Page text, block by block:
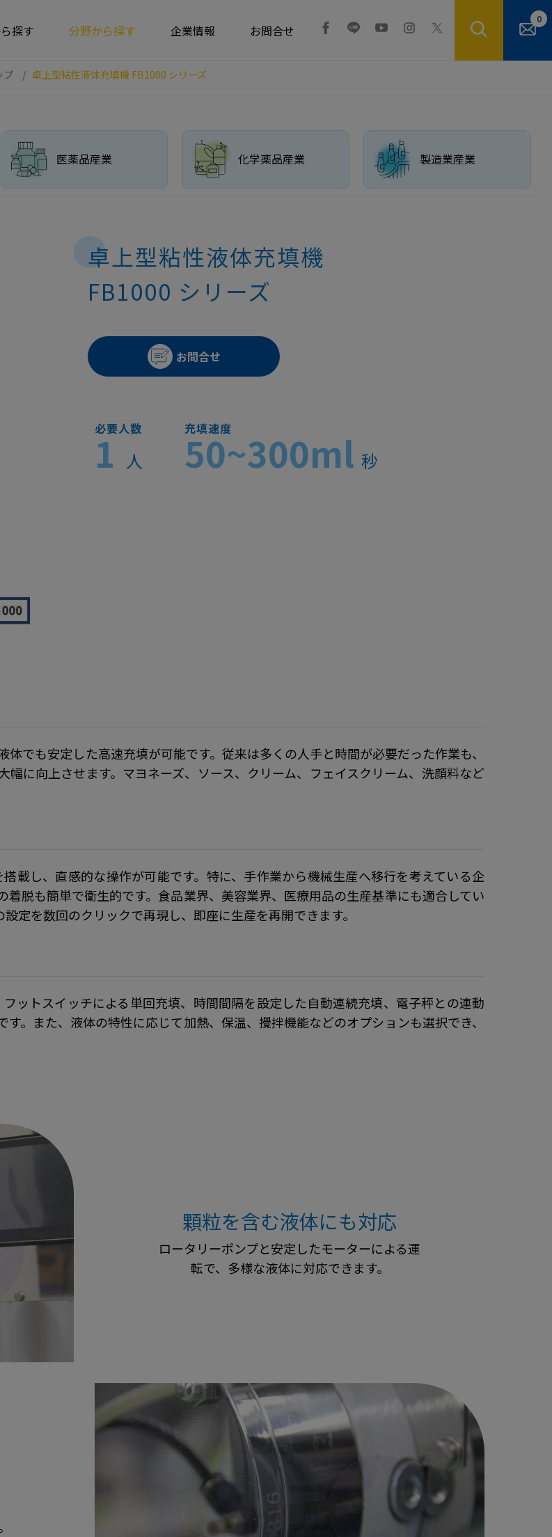
探す 分野から探す 企業情報 お問合せ
0
プ 卓上型粘性液体充填機 FB1000 シリーズ
医薬品産業 化学薬品産業 製造業産業
卓上型粘性液体充填機
FB1000 シリーズ
お問合せ
必要人数
1 人
充填速度
50~300ml 秒
でも安定した高速充填が可能です。従来は多くの人手と時間が必要だった作業も、
に向上させます。マヨネーズ、ソース、クリーム、フェイスクリーム、洗顔料など
載し、直感的な操作が可能です。特に、手作業から機械生産へ移行を考えている企
脱も簡単で衛生的です。食品業界、美容業界、医療用品の生産基準にも適合してい
定を数回のクリックで再現し、即座に生産を再開できます。
ットスイッチによる単回充填、時間間隔を設定した自動連続充填、電子秤との連動
。また、液体の特性に応じて加熱、保温、攪拌機能などのオプションも選択でき、
顆粒を含む液体にも対応
ロータリーポンプと安定したモーターによる運
転で、多様な液体に対応できます。